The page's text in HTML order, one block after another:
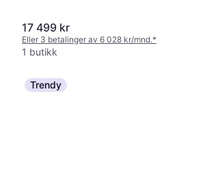
17 499 kr
Eller 3 betalinger av 6 028 kr/mnd.*
1 butikk
Trendy